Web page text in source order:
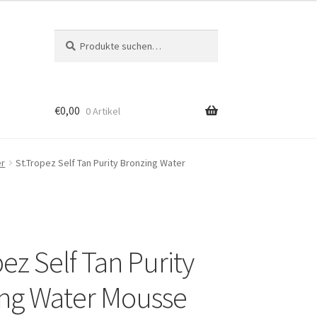
nach:
€0,00 0 Artikel
St.Tropez Self Tan Purity Bronzing Water
Self Tan Purity
Water Mousse